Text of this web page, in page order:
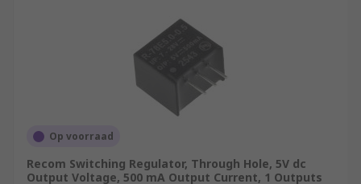
Op voorraad
Recom Switching Regulator, Through Hole, 5V dc
Output Voltage, 500 mA Output Current, 1 Outputs